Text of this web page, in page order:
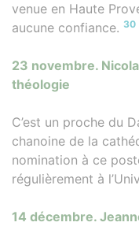
venue en Haute
aucune confiance. 30
23 novembre.
théologie
C’est un proche du
chanoine de la
nomination à ce
régulièrement à
14 décembre.